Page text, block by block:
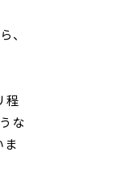
、
程
な